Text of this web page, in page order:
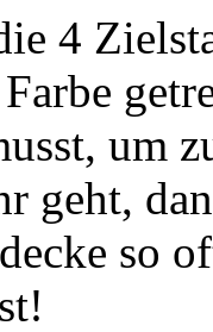
4
um
geht,
so